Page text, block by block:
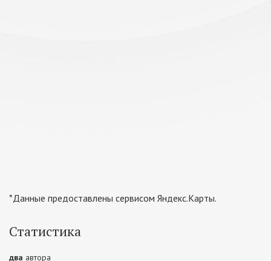
*Данные предоставлены сервисом Яндекс.Карты.
Статистика
два автора